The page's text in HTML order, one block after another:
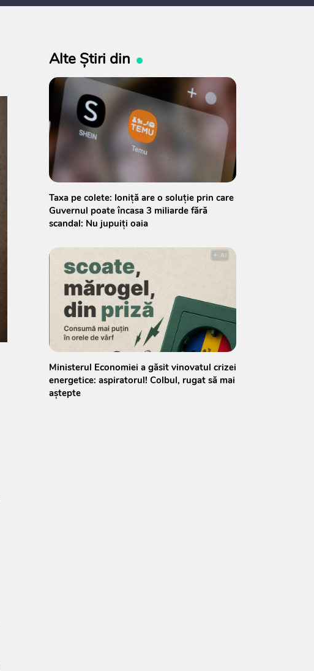
consultărilor publice
Alte Știri din
Taxa pe colete: Ioniță are o soluție prin care
Guvernul poate încasa 3 miliarde fără
scandal: Nu jupuiți oaia
Ministerul Economiei a găsit vinovatul crizei
energetice: aspiratorul! Colbul, rugat să mai
aștepte